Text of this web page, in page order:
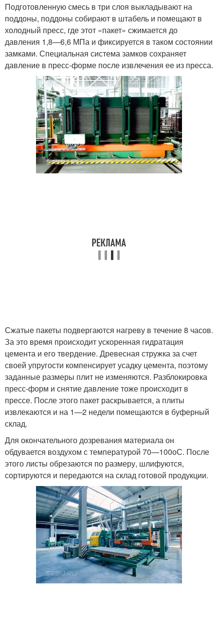
Подготовленную смесь в три слоя выкладывают на
поддоны, поддоны собирают в штабель и помещают в
холодный пресс, где этот «пакет» сжимается до
давления 1,8—6,6 МПа и фиксируется в таком состоянии
замками. Специальная система замков сохраняет
давление в пресс-форме после извлечения ее из пресса.
Сжатые пакеты подвергаются нагреву в течение 8 часов.
За это время происходит ускоренная гидратация
цемента и его твердение. Древесная стружка за счет
своей упругости компенсирует усадку цемента, поэтому
заданные размеры плит не изменяются. Разблокировка
пресс-форм и снятие давление тоже происходит в
прессе. После этого пакет раскрывается, а плиты
извлекаются и на 1—2 недели помещаются в буферный
склад.
Для окончательного дозревания материала он
обдувается воздухом с температурой 70—100оС. После
этого листы обрезаются по размеру, шлифуются,
сортируются и передаются на склад готовой продукции.